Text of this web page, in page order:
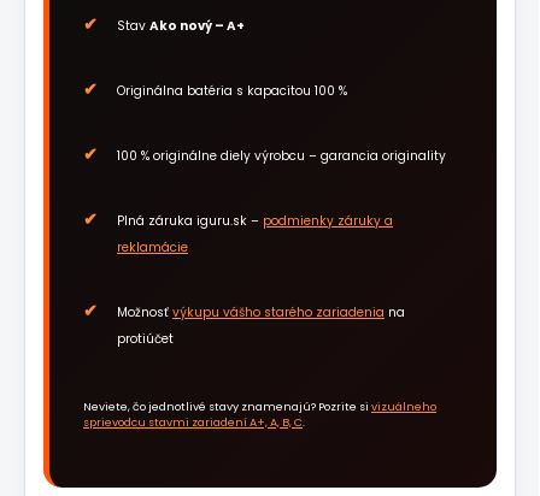
Stav Ako nový – A+
Originálna batéria s kapacitou 100 %
100 % originálne diely výrobcu – garancia originality
Plná záruka iguru.sk – podmienky záruky a
reklamácie
Možnosť výkupu vášho starého zariadenia na
protiúčet
Neviete, čo jednotlivé stavy znamenajú? Pozrite si vizuálneho
sprievodcu stavmi zariadení A+, A, B, C.